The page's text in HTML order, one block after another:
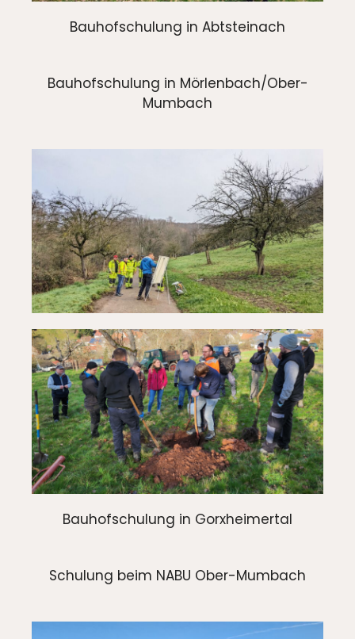
Bauhofschulung in Abtsteinach
Bauhofschulung in Mörlenbach/Ober-
Mumbach
Bauhofschulung in Gorxheimertal
Schulung beim NABU Ober-Mumbach